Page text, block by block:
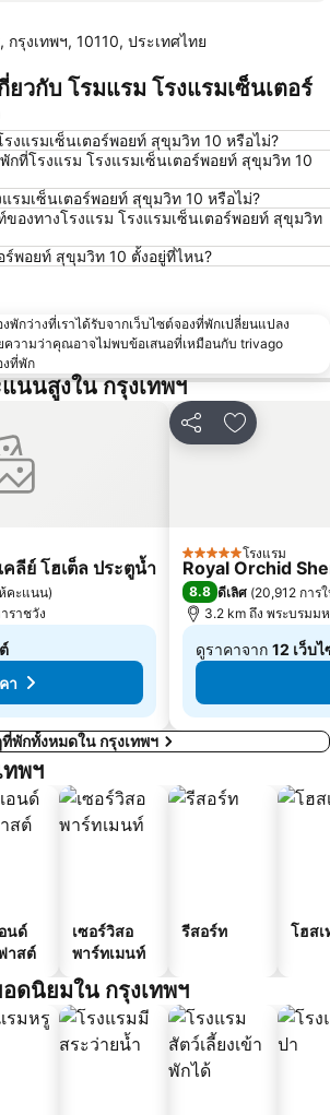
ละวัดอรุณ
สยามพารากอน
มาบุญครอง
บีทีเอส พร้อมพงษ์
บีทีเอส อารีย์
เดอะมอลล์บางกะปิ
บีทีเอส ศาลาแดง
บีทีเอส ราชเทวี
MRT พระราม 9
บีทีเอส เอกมัย
ดรีมเวิลด์
ภูมิ
บีทีเอส พระโขนง
เอ็มอาร์ที บางซื่อ
รุงเทพฯ, 10110, ประเทศไทย
วกับ โรมแรม โรงแรมเซ็นเตอร์
งแรมเซ็นเตอร์พอยท์ สุขุมวิท 10 หรือไม่?
กที่โรงแรม โรงแรมเซ็นเตอร์พอยท์ สุขุมวิท 10
รมเซ็นเตอร์พอยท์ สุขุมวิท 10 หรือไม่?
ของทางโรงแรม โรงแรมเซ็นเตอร์พอยท์ สุขุมวิท
ร์พอยท์ สุขุมวิท 10 ตั้งอยู่ที่ไหน?
พักว่างที่เราได้รับจากเว็บไซต์จองที่พักเปลี่ยนแปลง
ความว่าคุณอาจไม่พบข้อเสนอที่เหมือนกับ trivago
งที่พัก
นนสูงใน กรุงเทพฯ
โปรด
คลีย์ โฮเต็ล ประตูน้ำ
คะแนน)
ราชวัง
า
แชร์ เพิ่มในรายก
5 ดาว โรงแรม
Royal Orchid
8.8 ดีเลิศ (20,912 การ
3.2 km ถึง พระบรมม
ดูราคาจาก 12 เว็บ
จาก
฿4,056
พักทั้งหมดใน กรุงเทพฯ
ทพฯ
นด์
าสต์
เซอร์วิสอ
พาร์ทเมนท์
รีสอร์ท โฮสเ
ดนิยมใน กรุงเทพฯ